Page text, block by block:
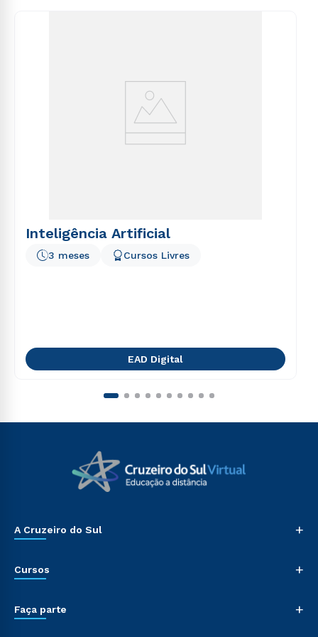
Inteligência Artificial
3 meses Cursos Livres
EAD Digital
A Cruzeiro do Sul +
Cursos +
Faça parte +